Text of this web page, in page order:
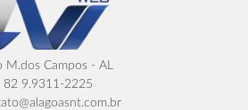
M.dos Campos - AL
82 9.9311-2225